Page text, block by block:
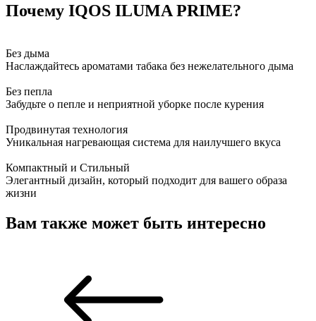
Почему IQOS ILUMA PRIME?
Без дыма
Наслаждайтесь ароматами табака без нежелательного дыма
Без пепла
Забудьте о пепле и неприятной уборке после курения
Продвинутая технология
Уникальная нагревающая система для наилучшего вкуса
Компактный и Стильный
Элегантный дизайн, который подходит для вашего образа
жизни
Вам также может быть интересно